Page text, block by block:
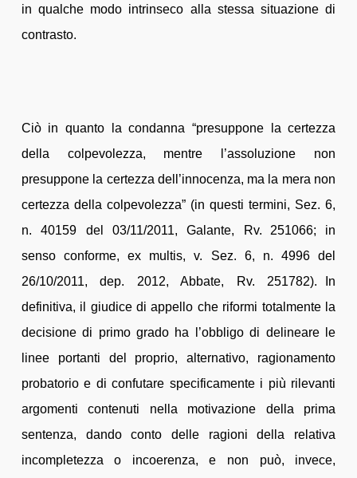
in qualche modo intrinseco alla stessa situazione di
contrasto.
Ciò in quanto la condanna “presuppone la certezza
della colpevolezza, mentre l’assoluzione non
presuppone la certezza dell’innocenza, ma la mera non
certezza della colpevolezza” (in questi termini, Sez. 6,
n. 40159 del 03/11/2011, Galante, Rv. 251066; in
senso conforme, ex multis, v. Sez. 6, n. 4996 del
26/10/2011, dep. 2012, Abbate, Rv. 251782). In
definitiva, il giudice di appello che riformi totalmente la
decisione di primo grado ha l’obbligo di delineare le
linee portanti del proprio, alternativo, ragionamento
probatorio e di confutare specificamente i più rilevanti
argomenti contenuti nella motivazione della prima
sentenza, dando conto delle ragioni della relativa
incompletezza o incoerenza, e non può, invece,